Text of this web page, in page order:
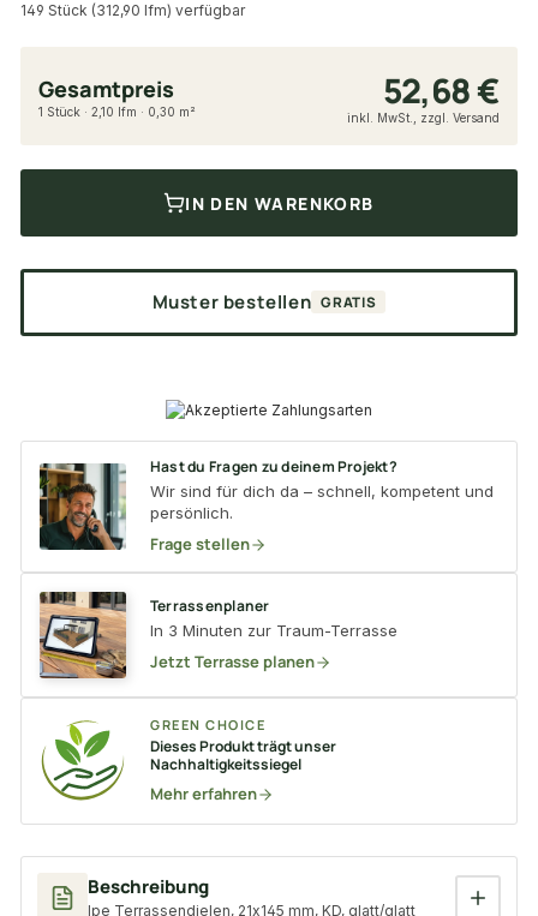
Beschreibung
Ipe Terrassendielen, 21x145 mm, KD, glatt/glatt
149 Stück (312,90 lfm) verfügbar
Gesamtpreis 52,68 €
1 Stück · 2,10 lfm · 0,30 m² inkl. MwSt., zzgl. Versand
IN DEN WARENKORB
Muster bestellen GRATIS
Hast du Fragen zu deinem Projekt?
Wir sind für dich da – schnell, kompetent und
persönlich.
Frage stellen
Terrassenplaner
In 3 Minuten zur Traum-Terrasse
Jetzt Terrasse planen
GREEN CHOICE
Dieses Produkt trägt unser
Nachhaltigkeitssiegel
Mehr erfahren